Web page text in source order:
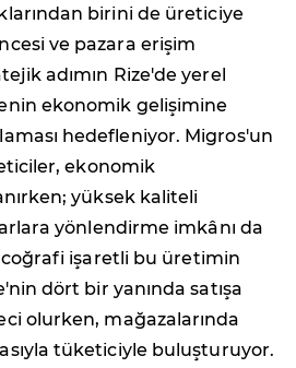
birini de üreticiye
ve pazara erişim
adımın Rize'de yerel
ekonomik gelişimine
hedefleniyor. Migros'un
ekonomik
yüksek kaliteli
yönlendirme imkânı da
işaretli bu üretimin
dört bir yanında satışa
olurken, mağazalarında
tüketiciyle buluşturuyor.